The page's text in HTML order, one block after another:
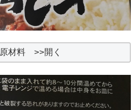
原材料 >>開く